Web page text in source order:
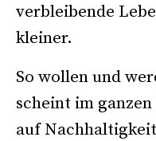
verbleibende
kleiner.
So wollen und
scheint im
auf